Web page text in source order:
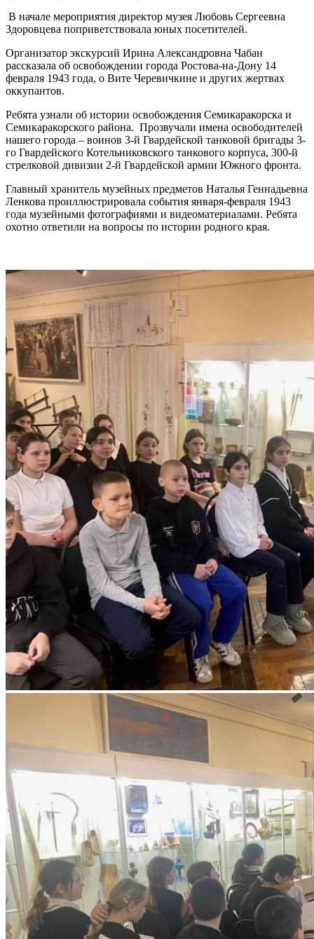
В начале мероприятия директор музея Любовь Сергеевна
Здоровцева поприветствовала юных посетителей.
Организатор экскурсий Ирина Александровна Чабан
рассказала об освобождении города Ростова-на-Дону 14
февраля 1943 года, о Вите Черевичкине и других жертвах
оккупантов.
Ребята узнали об истории освобождения Семикаракорска и
Семикаракорского района. Прозвучали имена освободителей
нашего города – воинов 3-й Гвардейской танковой бригады 3-
го Гвардейского Котельниковского танкового корпуса, 300-й
стрелковой дивизии 2-й Гвардейской армии Южного фронта.
Главный хранитель музейных предметов Наталья Геннадьевна
Ленкова проиллюстрировала события января-февраля 1943
года музейными фотографиями и видеоматериалами. Ребята
охотно ответили на вопросы по истории родного края.